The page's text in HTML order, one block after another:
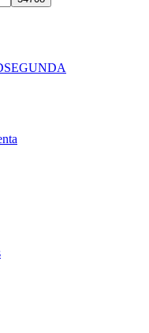
SEGUNDA